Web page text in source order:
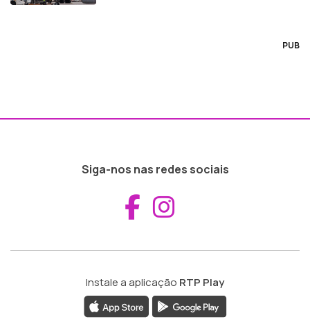
PUB
Siga-nos nas redes sociais
Aceder ao
Instale a aplicação RTP Play